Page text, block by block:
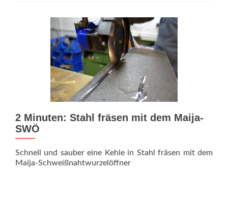
2 Minuten: Stahl fräsen mit dem Maija-
SWÖ
Schnell und sauber eine Kehle in Stahl fräsen mit dem
Maija-Schweiß­naht­wurzel­öffner